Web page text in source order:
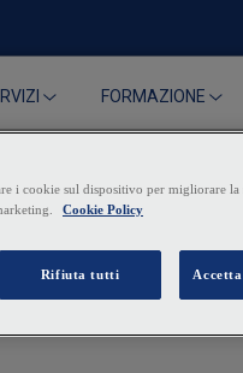
FORMAZIONE
negli